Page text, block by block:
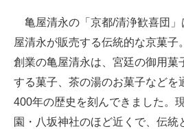
亀屋清永の「京都/清浄歓喜団」
屋清永が販売する伝統的な京菓子
創業の亀屋清永は、宮廷の御用菓
する菓子、茶の湯のお菓子などを
400年の歴史を刻んできました。
園・八坂神社のほど近くで、伝統